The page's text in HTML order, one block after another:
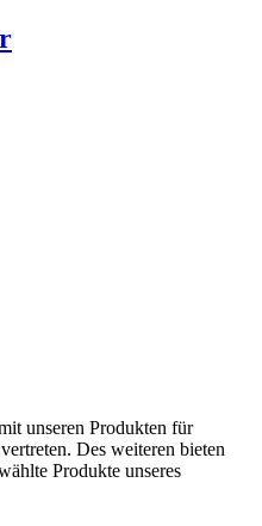
unseren Produkten für
Des weiteren bieten
Produkte unseres